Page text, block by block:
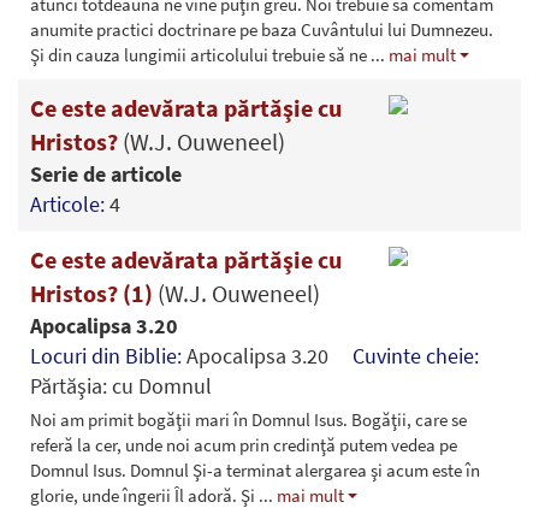
anumite practici doctrinare pe baza Cuvântului lui Dumnezeu.
Şi din cauza lungimii articolului trebuie să ne ... mai mult
Ce este adevărata părtăşie cu
Hristos? (W.J. Ouweneel)
Serie de articole
Articole:4
Ce este adevărata părtăşie cu
Hristos? (1) (W.J. Ouweneel)
Apocalipsa 3.20
Locuri din Biblie:Apocalipsa 3.20 Cuvinte cheie:
Părtăşia: cu Domnul
Noi am primit bogăţii mari în Domnul Isus. Bogăţii, care se
referă la cer, unde noi acum prin credinţă putem vedea pe
Domnul Isus. Domnul Şi-a terminat alergarea şi acum este în
glorie, unde îngerii Îl adoră. Şi ... mai mult